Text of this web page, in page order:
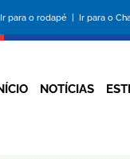
Ir para o rodapé | Ir para o
NOTÍCIAS